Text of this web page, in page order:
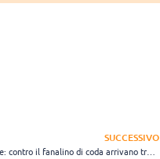
SUCCESSIVO
C maschile, Prato torna a sorridere: contro il fanalino di coda arrivano tre punti